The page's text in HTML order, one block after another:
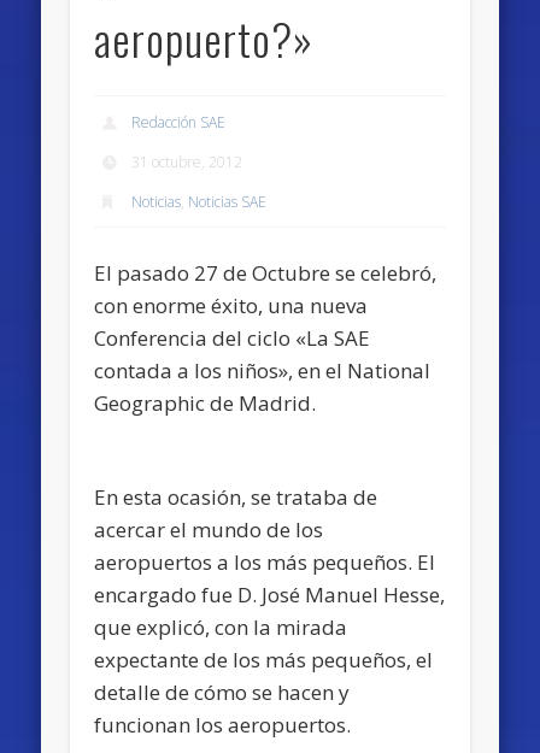
aeropuerto?»
Redacción SAE
31 octubre, 2012
Noticias, Noticias SAE
El pasado 27 de Octubre se celebró,
con enorme éxito, una nueva
Conferencia del ciclo «La SAE
contada a los niños», en el National
Geographic de Madrid.
En esta ocasión, se trataba de
acercar el mundo de los
aeropuertos a los más pequeños. El
encargado fue D. José Manuel Hesse,
que explicó, con la mirada
expectante de los más pequeños, el
detalle de cómo se hacen y
funcionan los aeropuertos.